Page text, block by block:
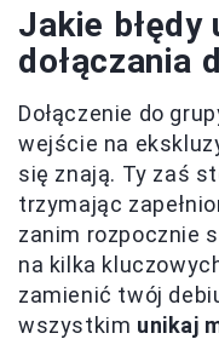
Jakie błędy
dołączania
Dołączenie do
wejście na
się znają. Ty zaś
trzymając
zanim rozpocznie
na kilka
zamienić twój
wszystkim unikaj